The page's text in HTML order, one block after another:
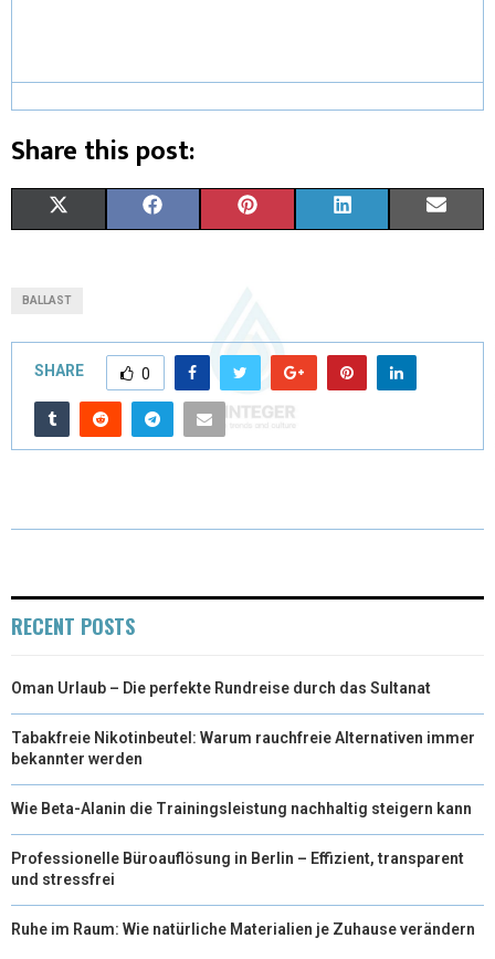
Share this post:
I
T
T
R
O
O
R
E
T
I
BALLAST
SHARE 0
RECENT POSTS
Oman Urlaub – Die perfekte Rundreise durch das Sultanat
Tabakfreie Nikotinbeutel: Warum rauchfreie Alternativen immer
bekannter werden
Wie Beta-Alanin die Trainingsleistung nachhaltig steigern kann
Professionelle Büroauflösung in Berlin – Effizient, transparent
und stressfrei
Ruhe im Raum: Wie natürliche Materialien je Zuhause verändern